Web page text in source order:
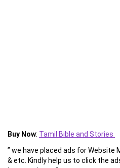
Buy Now: Tamil Bible and Stories
” we have placed ads for Website
& etc. Kindly help us to click the